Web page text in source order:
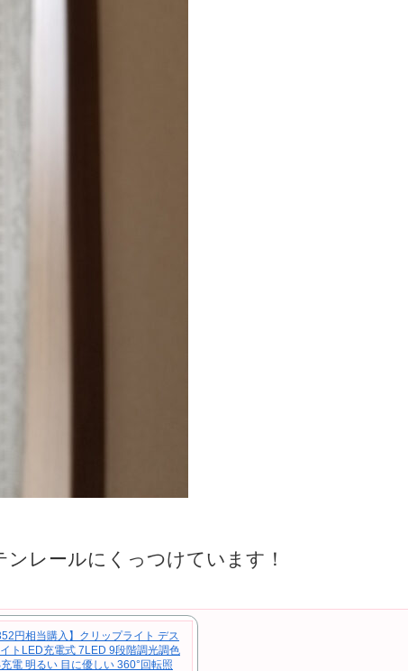
レールにくっつけています！
円相当購入】クリップライト デス
トLED充電式 7LED 9段階調光調色
電 明るい 目に優しい 360°回転照